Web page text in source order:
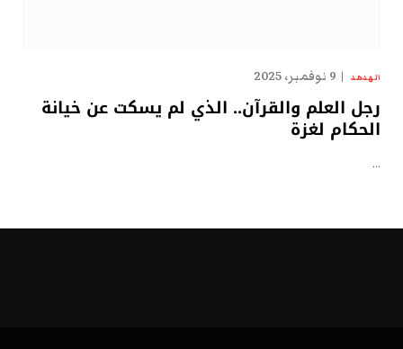
الهدهد 9 نوفمبر، 2025
رجل العلم والقرآن.. الذي لم يسكت عن خيانة
الحكام لغزة
…